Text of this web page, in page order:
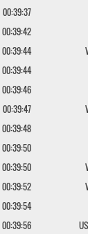
00:39:37
00:39:42
00:39:44
00:39:44
00:39:46
00:39:47
00:39:48
00:39:50
00:39:50
00:39:52
00:39:54
00:39:56